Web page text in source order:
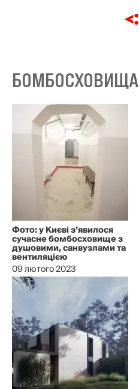
БОМБОСХОВИЩА
Фото: у Києві з’явилося
сучасне бомбосховище з
душовими, санвузлами та
вентиляцією
09 лютого 2023